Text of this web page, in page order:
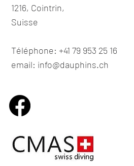
1216, Cointrin,
Suisse
Téléphone: +41 79 953 25 16
email: info@dauphins.ch